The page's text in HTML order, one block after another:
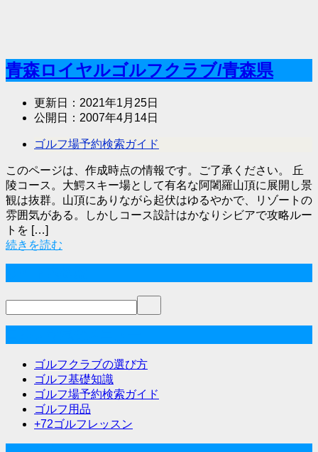
青森ロイヤルゴルフクラブ/青森県
更新日： 2021年1月25日
公開日： 2007年4月14日
ゴルフ場予約検索ガイド
このページは、作成時点の情報です。ご了承ください。 丘
陵コース。大鰐スキー場として有名な阿闍羅山頂に展開し景
観は抜群。山頂にありながら起伏はゆるやかで、リゾートの
雰囲気がある。しかしコース設計はかなりシビアで攻略ルー
トを […]
続きを読む
ゴルフクラブの選び方
ゴルフ基礎知識
ゴルフ場予約検索ガイド
ゴルフ用品
+72ゴルフレッスン